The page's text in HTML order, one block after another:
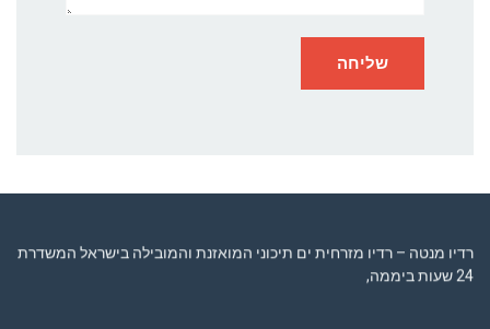
רדיו מנטה – רדיו מזרחית ים תיכוני המואזנת והמובילה בישראל המשדרת
24 שעות ביממה,